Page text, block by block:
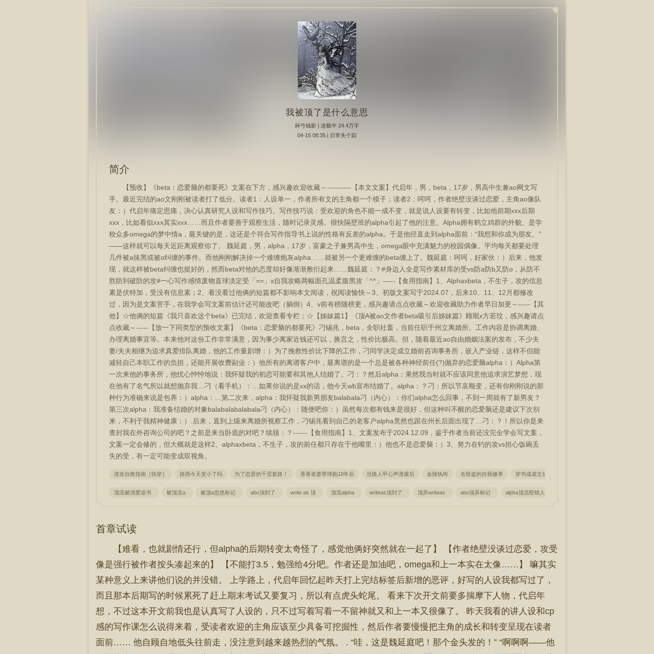
我被顶了是什么意思
杯弓钱影 | 连载中 24.4万字
04-15 08:35 | 日常失个踪
简介
【预收】《beta：恋爱脑的都要死》文案在下方，感兴趣欢迎收藏～----------【本文文案】代启年，男，beta，17岁，男高中生兼ao网文写
手。最近完结的ao文刚刚被读者打了低分。读者1：人设单一，作者所有文的主角都一个模子；读者2：呵呵，作者绝壁没谈过恋爱，主角ao像队
友：）代启年痛定思痛，决心认真研究人设和写作技巧。写作技巧说：受欢迎的角色不能一成不变，就是说人设要有转变，比如他前期xxx后期
xxx，比如看似xxx其实xxx……而且作者要善于观察生活，随时记录灵感。很快隔壁班的alpha引起了他的注意。Alpha拥有鹤立鸡群的外貌、是学
校众多omega的梦中情a，最关键的是，这还是个符合写作指导书上说的性格有反差的alpha。于是他径直走到alpha面前：“我想和你成为朋友。”
——这样就可以每天近距离观察你了。.魏延庭，男，alpha，17岁，富豪之子兼男高中生，omega眼中充满魅力的校园偶像。平均每天都要处理
几件被a抹黑或被o纠缠的事件。而他刚刚解决掉一个难缠炮灰alpha……就被另一个更难缠的beta缠上了。魏延庭：呵呵，好家伙：）后来，他发
现，就这样被beta纠缠也挺好的，然而beta对他的态度却好像渐渐敷衍起来……魏延庭：？#身边人全是写作素材库的受vs防a防b又防o，从防不
胜防到破防的攻#一心写作感情废物直球淡定受「==」x自我攻略两幅面孔温柔腹黑攻「^^」-----【食用指南】1、Alphaxbeta，不生子，攻的信息
素是伏特加，受没有信息素；2、看没看过他俩的短篇都不影响本文阅读，祝阅读愉快～3、初版文案写于2024.07，后来10、11、12月都修改
过，因为是文案苦手，在我学会写文案前估计还可能改吧（躺倒）4、v前有榜随榜更，感兴趣请点点收藏～欢迎收藏助力作者早日加更～-----【其
他】☆他俩的短篇《我只喜欢这个beta》已完结，欢迎查看专栏；☆【姊妹篇1】《顶A被ao文作者beta吸引后姊妹篇》顾珉x方若玟，感兴趣请点
点收藏～-----【放一下同类型的预收文案】《beta：恋爱脑的都要死》刁锡兆，beta，全职社畜，当前任职于州立离婚所。工作内容是协调离婚、
办理离婚事宜等。本来他对这份工作非常满意，因为事少离家近钱还可以，换言之，性价比极高。但，随着最近ao自由婚姻法案的发布，不少夫
妻/夫夫相继为追求真爱排队离婚，他的工作量剧增：）为了挽救性价比下降的工作，刁同学决定成立婚前咨询事务所，嵌入产业链，这样不但能
减轻自己本职工作的负担，还能开展收费副业：）他所有的离谱客户中，最离谱的是一个总是被各种神经前任(?)抛弃的恋爱脑alpha：）Alpha第
一次来他的事务所，他忧心忡忡地说：我怀疑我的初恋可能要和其他人结婚了。刁：？然后alpha：果然我当时就不应该同意他追求演艺梦想，现
在他有了名气所以就想抛弃我…刁（看手机）：…如果你说的是xx的话，他今天wb宣布结婚了。alpha：？刁：所以节哀顺变，还有你刚刚说的那
种行为准确来说是包养：）alpha：…第二次来，alpha：我怀疑我新男朋友balabala刁（内心）：你们alpha怎么回事，不到一周就有了新男友？
第三次alpha：我准备结婚的对象balabalabalabala刁（内心）：随便吧你：）虽然每次都有钱来是很好，但这种叫不醒的恋爱脑还是建议下次别
来，不利于我精神健康：）.后来，直到上级来离婚所视察工作，刁锡兆看到自己的老客户alpha竟然也跟在州长后面出现了…刁：？！所以你是来
查封我在外咨询公司的吧？之前是来当卧底的对吧？续颀：？------【食用指南】1、文案发布于2024.12.09，鉴于作者当前还没完全学会写文案，
文案一定会修的，但大概就是这样2、alphaxbeta，不生子，攻的前任都只存在于他嘴里：）他也不是恋爱脑：）3、努力在钓的攻vs担心饭碗丢
失的受，有一定可能变成双视角。
渣攻自救指南［快穿］ 路西今天变小了吗 为了恋爱的千层套路！ 香香老婆带球跑18年后 当路人甲心声泄露后 金陵纨绔 名怪盗的自我修养 穿书成虐文仙尊生的崽
顶流被强爱追书 被顶流a 被顶a忽悠标记 abo顶到了 write as 顶 顶流alpha writeas顶到了 顶弄writeas abo顶弄标记 alpha顶流咬错人了
首章试读
【难看，也就剧情还行，但alpha的后期转变太奇怪了，感觉他俩好突然就在一起了】 【作者绝壁没谈过恋爱，攻受
像是强行被作者按头凑起来的】 【不能打3.5，勉强给4分吧。作者还是加油吧，omega和上一本实在太像……】 嘛其实
某种意义上来讲他们说的并没错。 上学路上，代启年回忆起昨天打上完结标签后新增的恶评，好写的人设我都写过了，
而且那本后期写的时候累死了赶上期末考试又要复习，所以有点虎头蛇尾。 看来下次开文前要多揣摩下人物，代启年
想，不过这本开文前我也是认真写了人设的，只不过写着写着一不留神就又和上一本又很像了。 昨天我看的讲人设和cp
感的写作课怎么说得来着，受读者欢迎的主角应该至少具备可挖掘性，然后作者要慢慢把主角的成长和转变呈现在读者
面前…… 他自顾自地低头往前走，没注意到越来越热烈的气氛。 . “哇，这是魏延庭吧！那个金头发的！” “啊啊啊——他